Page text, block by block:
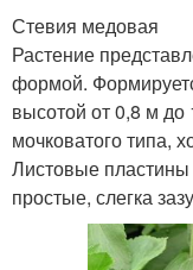
Стевия медовая
Растение
формой.
высотой от 0,8 м
мочковатого типа,
Листовые
простые, слегка